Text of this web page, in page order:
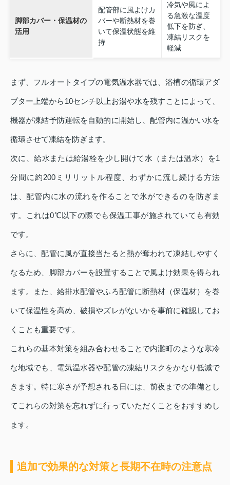
脚部カバー・保温材の
活用
配管部に風よけカ
バーや断熱材を巻
いて保温状態を維
持
冷気や風によ
る急激な温度
低下を防ぎ、
凍結リスクを
軽減
まず、フルオートタイプの電気温水器では、浴槽の循環アダ
プター上端から10センチ以上お湯や水を残すことによって、
機器が凍結予防運転を自動的に開始し、配管内に温かい水を
循環させて凍結を防ぎます。
次に、給水または給湯栓を少し開けて水（または温水）を1
分間に約200ミリリットル程度、わずかに流し続ける方法
は、配管内に水の流れを作ることで氷ができるのを防ぎま
す。これは0℃以下の際でも保温工事が施されていても有効
です。
さらに、配管に風が直接当たると熱が奪われて凍結しやすく
なるため、脚部カバーを設置することで風よけ効果を得られ
ます。また、給排水配管やふろ配管に断熱材（保温材）を巻
いて保温性を高め、破損やズレがないかを事前に確認してお
くことも重要です。
これらの基本対策を組み合わせることで内灘町のような寒冷
な地域でも、電気温水器や配管の凍結リスクをかなり低減で
きます。特に寒さが予想される日には、前夜までの準備とし
てこれらの対策を忘れずに行っていただくことをおすすめし
ます。
追加で効果的な対策と長期不在時の注意点